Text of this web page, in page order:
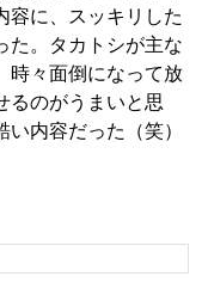
容に、スッキリした
た。タカトシが主な
時々面倒になって放
るのがうまいと思
内容だった（笑）